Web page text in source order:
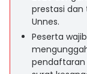
prestasi dan
Unnes.
Peserta
pendaftaran